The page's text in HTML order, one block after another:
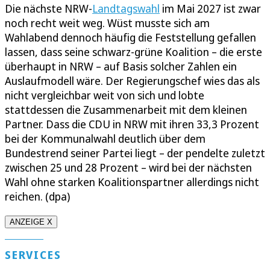
Die nächste NRW-Landtagswahl im Mai 2027 ist zwar
noch recht weit weg. Wüst musste sich am
Wahlabend dennoch häufig die Feststellung gefallen
lassen, dass seine schwarz-grüne Koalition – die erste
überhaupt in NRW – auf Basis solcher Zahlen ein
Auslaufmodell wäre. Der Regierungschef wies das als
nicht vergleichbar weit von sich und lobte
stattdessen die Zusammenarbeit mit dem kleinen
Partner. Dass die CDU in NRW mit ihren 33,3 Prozent
bei der Kommunalwahl deutlich über dem
Bundestrend seiner Partei liegt – der pendelte zuletzt
zwischen 25 und 28 Prozent – wird bei der nächsten
Wahl ohne starken Koalitionspartner allerdings nicht
reichen. (dpa)
ANZEIGE X
SERVICES